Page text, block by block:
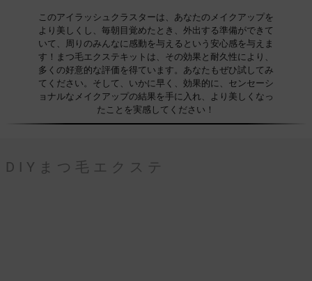
このアイラッシュクラスターは、あなたのメイクアップを
より美しくし、毎朝目覚めたとき、外出する準備ができて
いて、周りのみんなに感動を与えるという安心感を与えま
す！まつ毛エクステキットは、その効果と耐久性により、
多くの好意的な評価を得ています。あなたもぜひ試してみ
てください。そして、いかに早く、効果的に、センセーシ
ョナルなメイクアップの結果を手に入れ、より美しくなっ
たことを実感してください！
DIYまつ毛エクステ